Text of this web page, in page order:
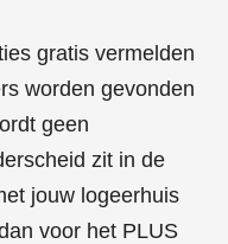
gratis vermelden
worden gevonden
geen
zit in de
jouw logeerhuis
voor het PLUS